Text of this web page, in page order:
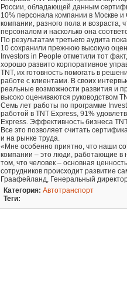
России, обладающей данным
10% персонала компании в Москве
компании, разного пола и возраста,
персоналом и насколько она
По результатам третьего аудита
10 сохранили прежнюю высокую
Investors in People отметили тот
хорошо развито корпоративное
TNT, их готовность помогать в
работе с клиентами. В своих
реальные возможности развития и
высоко оцениваются руководством
Семь лет работы по программе
работой в TNT Express, 91%
Express. Эффективность бизнеса
Все это позволяет считать
и на рынке труда.
«Мне особенно приятно, что наши
компании – это люди, работающие в
том, что человек – основная
сотрудников происходит развитие
Граафейланд, Генеральный
Категория: Автотранспорт
Теги: